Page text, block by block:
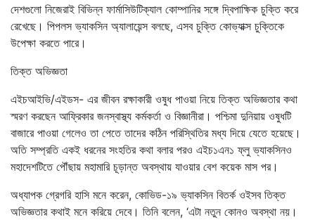
দেশগুলো নিজেরাই বিভিন্ন ফার্মাসিউটিক্যাল কোম্পানির সঙ্গে দ্বিপাক্ষিক চুক্তি করে
রেখেছে। পিপলস ভ্যাকসিন অ্যালায়েন্স বলছে, এসব চুক্তি কোভ্যাক্স চুক্তিকে
উপেক্ষা করতে পারে।
তিক্ত অভিজ্ঞতা
এইচআইভি/এইডস- এর জীবন রক্ষাকারী ওষুধ পাওয়া নিয়ে তিক্ত অভিজ্ঞতার কথা
স্মরণ করছেন আফ্রিকার জনস্বাস্থ্য কর্মকর্তা ও বিজ্ঞানীরা। পশ্চিমা দুনিয়ায় ওষুধটি
বাজারে পাওয়া গেলেও তা পেতে তাদের কঠিন পরিস্থিতির মধ্য দিয়ে যেতে হয়েছে।
অতি সম্প্রতি একই ধরনের সংহতির কথা বলার পরও এইচ১এন১ ফ্লু ভ্যাকসিনও
মহাদেশটিতে পৌঁছায় মহামারি চূড়ান্ত অবস্থায় যাওয়ার বেশ কয়েক মাস পর।
অধ্যাপক গ্রেগরি হাসি মনে করেন, কোভিড-১৯ ভ্যাকসিন বিতর্ক ওইসব তিক্ত
অভিজ্ঞতার কথাই মনে করিয়ে দেবে। তিনি বলেন, ‘এটা নতুন কোনও অবস্থা নয়।